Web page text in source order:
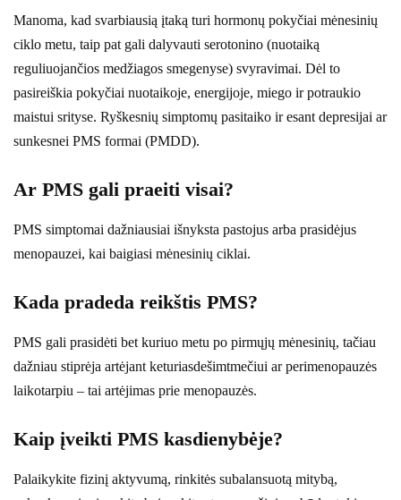
Manoma, kad svarbiausią įtaką turi hormonų pokyčiai mėnesinių
ciklo metu, taip pat gali dalyvauti serotonino (nuotaiką
reguliuojančios medžiagos smegenyse) svyravimai. Dėl to
pasireiškia pokyčiai nuotaikoje, energijoje, miego ir potraukio
maistui srityse. Ryškesnių simptomų pasitaiko ir esant depresijai ar
sunkesnei PMS formai (PMDD).
Ar PMS gali praeiti visai?
PMS simptomai dažniausiai išnyksta pastojus arba prasidėjus
menopauzei, kai baigiasi mėnesinių ciklai.
Kada pradeda reikštis PMS?
PMS gali prasidėti bet kuriuo metu po pirmųjų mėnesinių, tačiau
dažniau stiprėja artėjant keturiasdešimtmečiui ar perimenopauzės
laikotarpiu – tai artėjimas prie menopauzės.
Kaip įveikti PMS kasdienybėje?
Palaikykite fizinį aktyvumą, rinkitės subalansuotą mitybą,